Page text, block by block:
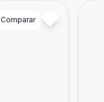
Comparar